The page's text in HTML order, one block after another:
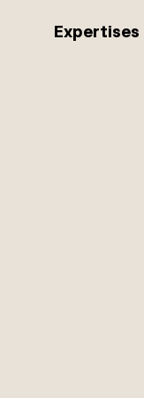
Expertises